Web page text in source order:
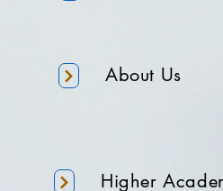
About Us
Higher